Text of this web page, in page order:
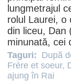
lungmetrajul
rolul Laurei, o
din liceu, Dan
minunată, cei
Taguri: După
Frère et soeur,
ajung în Rai